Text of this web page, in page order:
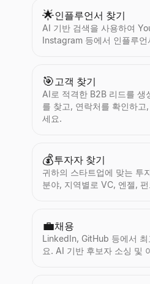
🌟인플루언서 찾기
AI 기반 검색을 사용하여
Instagram 등에서 인플루
🎯고객 찾기
AI로 적격한 B2B 리드를 생
를 찾고, 연락처를 확인하
세요.
💰투자자 찾기
귀하의 스타트업에 맞는 투
분야, 지역별로 VC, 엔젤,
💼채용
LinkedIn, GitHub 등에서 최
요. AI 기반 후보자 소싱 및